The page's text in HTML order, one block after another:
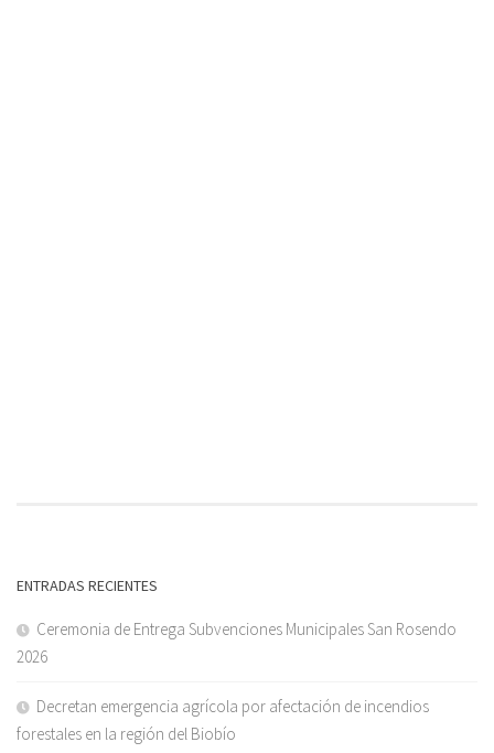
ENTRADAS RECIENTES
Ceremonia de Entrega Subvenciones Municipales San Rosendo
2026
Decretan emergencia agrícola por afectación de incendios
forestales en la región del Biobío